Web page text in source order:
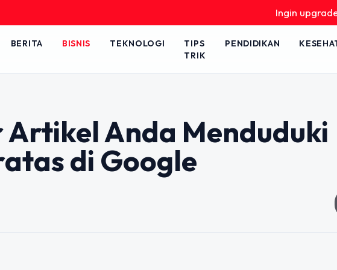
Ingin upgrade skill
BERITA BISNIS TEKNOLOGI
TIPS
TRIK
PENDIDIKAN
Anda Menduduki
di Google